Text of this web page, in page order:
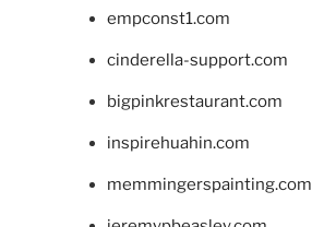
empconst1.com
cinderella-support.com
bigpinkrestaurant.com
inspirehuahin.com
memmingerspainting.com